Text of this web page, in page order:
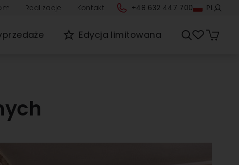
Realizacje Kontakt +48 632 447 700 PL
Edycja limitowana